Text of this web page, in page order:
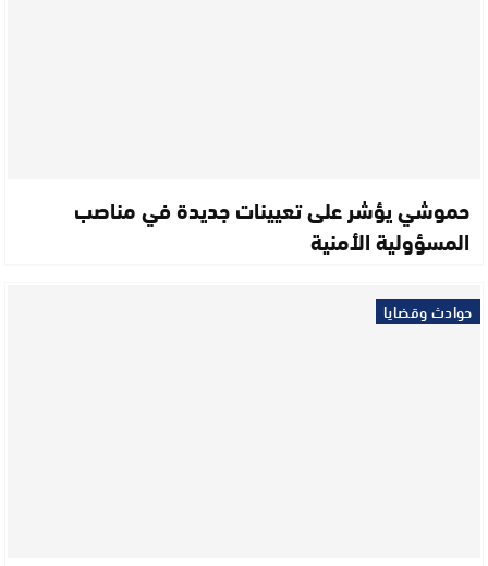
حموشي يؤشر على تعيينات جديدة في مناصب
المسؤولية الأمنية
حوادث وقضايا